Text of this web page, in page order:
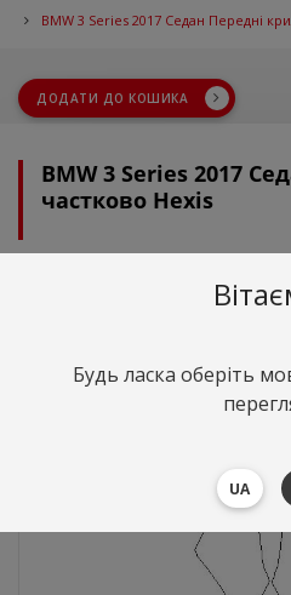
BMW 3 Series 2017 Седан Передні
ДОДАТИ ДО КОШИКА
BMW 3 Series 2017
частково Hexis
грн.
Будь ласка оберіть
UA